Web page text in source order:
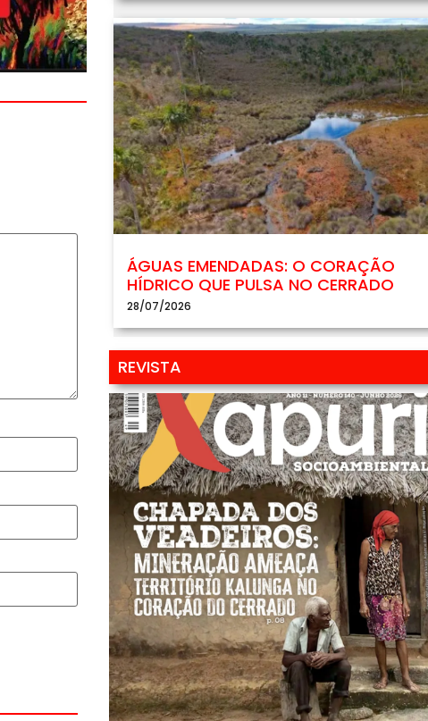
ÁGUAS EMENDADAS: O CORAÇÃO
HÍDRICO QUE PULSA NO CERRADO
28/07/2026
REVISTA